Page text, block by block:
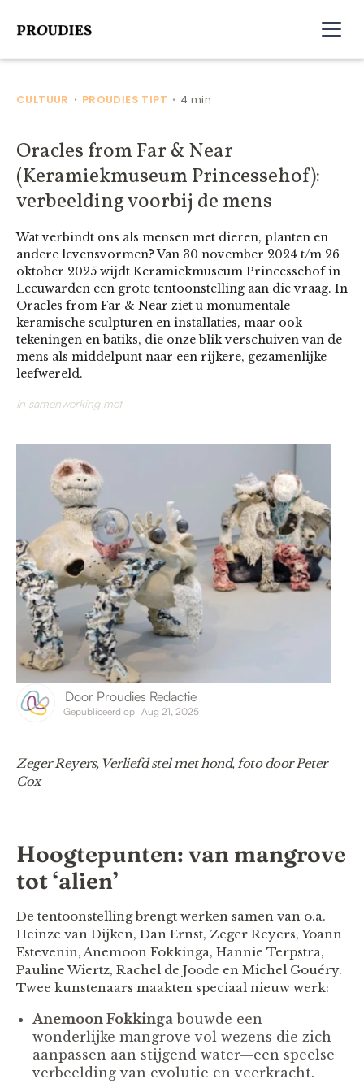
CULTUUR • PROUDIES TIPT • 4 min
Oracles from Far & Near
(Keramiekmuseum Princessehof):
verbeelding voorbij de mens
Wat verbindt ons als mensen met dieren, planten en
andere levensvormen? Van 30 november 2024 t/m 26
oktober 2025 wijdt Keramiekmuseum Princessehof in
Leeuwarden een grote tentoonstelling aan die vraag. In
Oracles from Far & Near ziet u monumentale
keramische sculpturen en installaties, maar ook
tekeningen en batiks, die onze blik verschuiven van de
mens als middelpunt naar een rijkere, gezamenlijke
leefwereld.
In samenwerking met
Door Proudies Redactie
Gepubliceerd op Aug 21, 2025
Zeger Reyers, Verliefd stel met hond, foto door Peter
Cox
Hoogtepunten: van mangrove
tot ‘alien’
De tentoonstelling brengt werken samen van o.a.
Heinze van Dijken, Dan Ernst, Zeger Reyers, Yoann
Estevenin, Anemoon Fokkinga, Hannie Terpstra,
Pauline Wiertz, Rachel de Joode en Michel Gouéry.
Twee kunstenaars maakten speciaal nieuw werk:
Anemoon Fokkinga bouwde een
wonderlijke mangrove vol wezens die zich
aanpassen aan stijgend water—een speelse
verbeelding van evolutie en veerkracht.